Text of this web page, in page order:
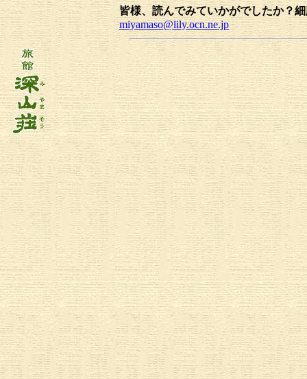
皆様、読んでみていかがでしたか？
miyamaso@lily.ocn.ne.jp